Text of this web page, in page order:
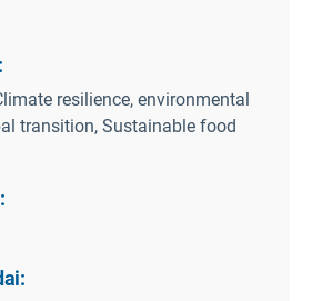
resilience, environmental
transition, Sustainable food